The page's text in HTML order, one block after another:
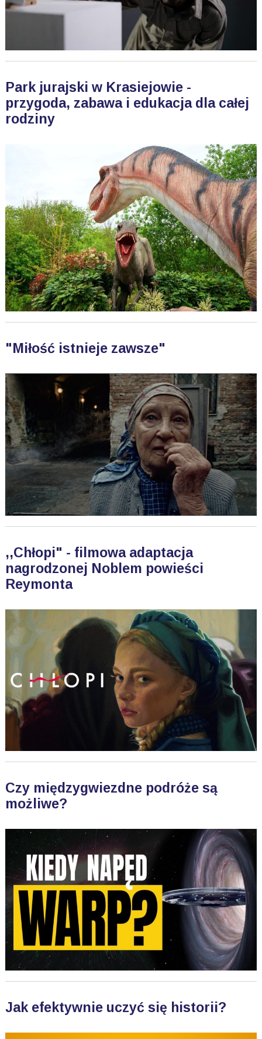
Park jurajski w Krasiejowie -
przygoda, zabawa i edukacja dla całej
rodziny
"Miłość istnieje zawsze"
,,Chłopi" - filmowa adaptacja
nagrodzonej Noblem powieści
Reymonta
Czy międzygwiezdne podróże są
możliwe?
Jak efektywnie uczyć się historii?